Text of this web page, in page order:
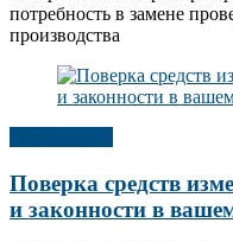
потребность в замене
производства
Поверка средств
и законности в